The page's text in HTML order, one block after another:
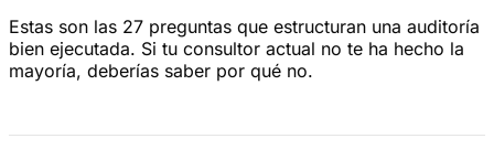
Estas son las 27 preguntas que estructuran una auditoría
bien ejecutada. Si tu consultor actual no te ha hecho la
mayoría, deberías saber por qué no.